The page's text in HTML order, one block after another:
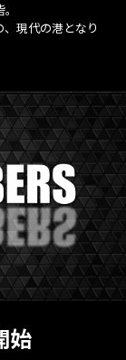
現代の港となり
始